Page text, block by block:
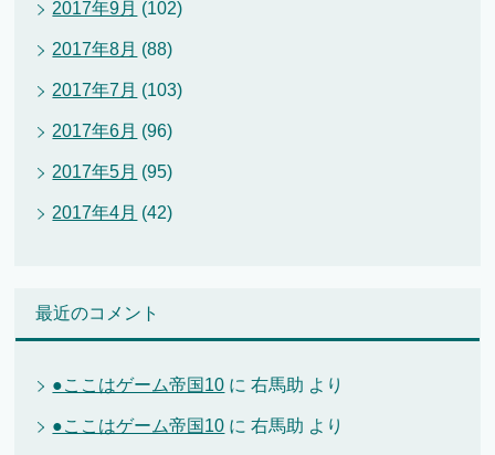
2017年9月 (102)
2017年8月 (88)
2017年7月 (103)
2017年6月 (96)
2017年5月 (95)
2017年4月 (42)
最近のコメント
●ここはゲーム帝国10 に右馬助 より
●ここはゲーム帝国10 に右馬助 より